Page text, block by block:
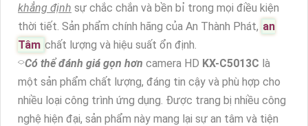
khẳng định sự chắc chắn và bền bỉ trong mọi điều kiện
thời tiết. Sản phẩm chính hãng của An Thành Phát, an
Tâm chất lượng và hiệu suất ổn định.
⌔Có thể đánh giá gọn hơn camera HD KX-C5013C là
một sản phẩm chất lượng, đáng tin cậy và phù hợp cho
nhiều loại công trình ứng dụng. Được trang bị nhiều công
nghệ hiện đại, sản phẩm này mang lại sự an tâm và tiện